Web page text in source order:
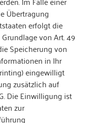
Übertragung
erfolgt die
von Art. 49
Speicherung von
in Ihr
eingewilligt
zusätzlich auf
Die Einwilligung ist
zur